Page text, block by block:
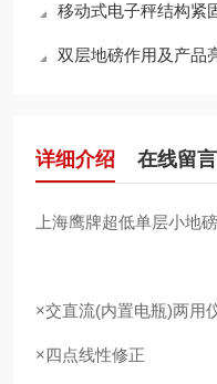
移动式电子秤结构紧
双层地磅作用及产品
详细介绍 在线留言
上海鹰牌超低单层小地磅
×交直流(内置电瓶)两用
×四点线性修正